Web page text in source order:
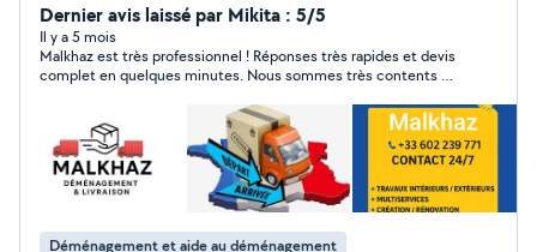
N'hésitez pas à me contacter pour un devis ou pour
Dernier avis laissé par Mikita : 5/5
Il y a 5 mois
Malkhaz est très professionnel ! Réponses très rapides et devis
complet en quelques minutes. Nous sommes très contents de
Très organisé et poli. Je le recommande vivement. Merci !
Déménagement et aide au déménagement